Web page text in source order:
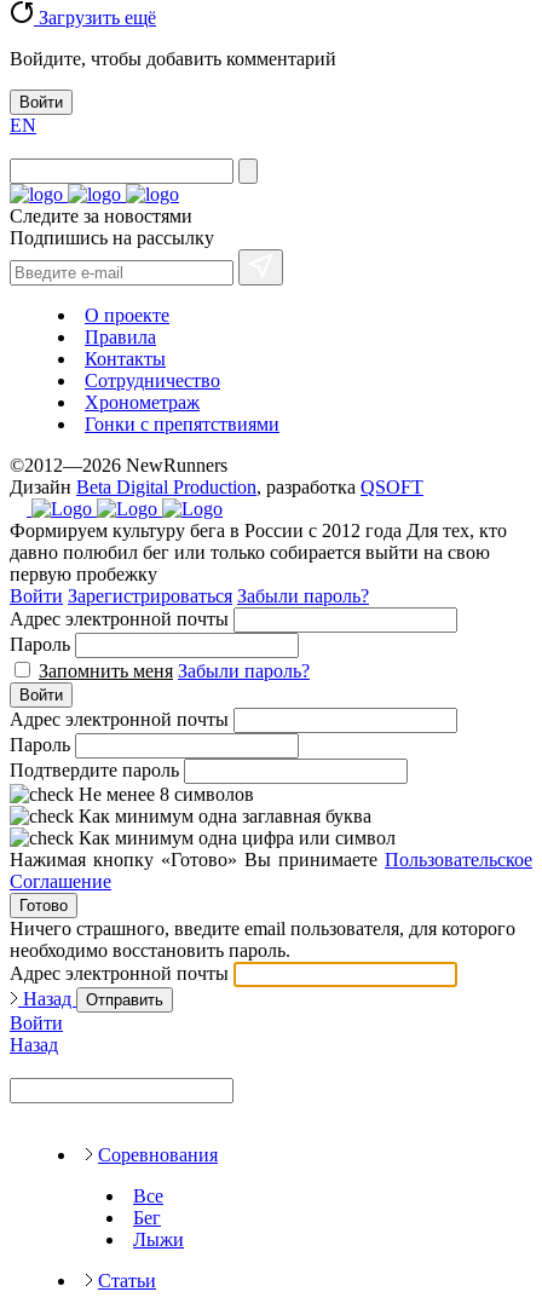
Загрузить ещё
Войдите, чтобы добавить комментарий
Войти
EN
Следите за новостями
Подпишись на рассылку
О проекте
Правила
Контакты
Сотрудничество
Хронометраж
Гонки с препятствиями
©2012—2026 NewRunners
Дизайн Beta Digital Production, разработка QSOFT
Формируем культуру бега в России с 2012 года Для тех, кто
давно полюбил бег или только собирается выйти на свою
первую пробежку
Войти Зарегистрироваться Забыли пароль?
Адрес электронной почты
Пароль
Запомнить меня Забыли пароль?
Войти
Адрес электронной почты
Пароль
Подтвердите пароль
Не менее 8 символов
Как минимум одна заглавная буква
Как минимум одна цифра или символ
Нажимая кнопку «Готово» Вы принимаете Пользовательское
Соглашение
Готово
Ничего страшного, введите email пользователя, для которого
необходимо восстановить пароль.
Адрес электронной почты
Назад
Отправить
Войти
Назад
Соревнования
Все
Бег
Лыжи
Статьи